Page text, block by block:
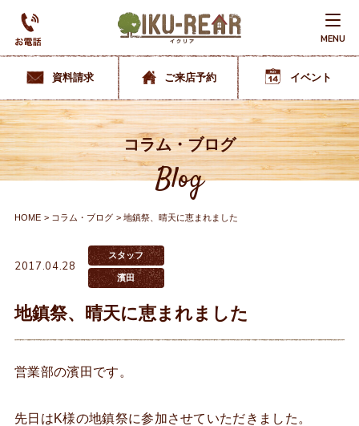
MENU
資料請求 ご来店予約 イベント
コラム・ブログ
Blog
HOME コラム・ブログ 地鎮祭、晴天に恵まれました
2017.04.28
スタッフ
濱田
地鎮祭、晴天に恵まれました
営業部の濱田です。
先日はK様の地鎮祭に参加させていただきました。